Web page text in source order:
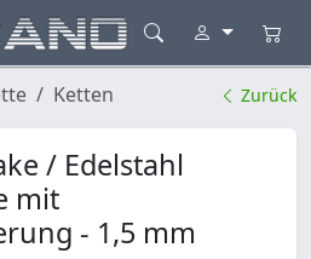
Ketten Zurück
/ Edelstahl
mit
- 1,5 mm